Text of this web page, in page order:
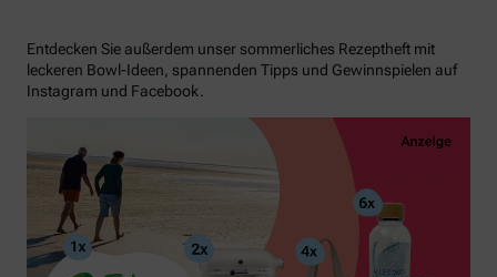
Entdecken Sie außerdem unser sommerliches Rezeptheft mit
leckeren Bowl-Ideen, spannenden Tipps und Gewinnspielen auf
Instagram und Facebook.